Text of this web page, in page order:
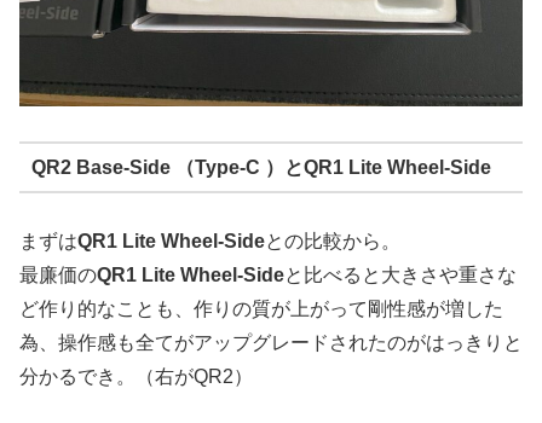
QR2 Base-Side （Type-C ） とQR1 Lite Wheel-Side
まずはQR1 Lite Wheel-Sideとの比較から。
最廉価のQR1 Lite Wheel-Sideと比べると大きさや重さな
ど作り的なことも、作りの質が上がって剛性感が増した
為、操作感も全てがアップグレードされたのがはっきりと
分かるでき。（右がQR2）